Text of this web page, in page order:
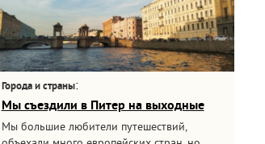
Города и страны:
Мы съездили в Питер на выходные
Мы большие любители путешествий,